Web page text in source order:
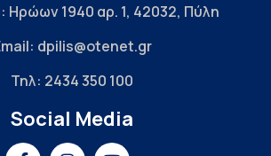
Ηρώων 1940 αρ. 1, 42032, Πύλη
dpilis@otenet.gr
Τηλ: 2434 350 100
Social Media